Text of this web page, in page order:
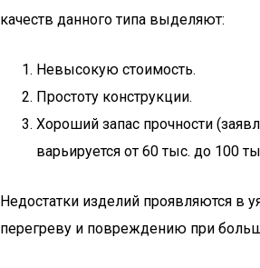
качеств данного типа выделяют:
Невысокую стоимость.
Простоту конструкции.
Хороший запас прочности
варьируется от 60 тыс. до 100
Недостатки изделий проявляются в
перегреву и повреждению при